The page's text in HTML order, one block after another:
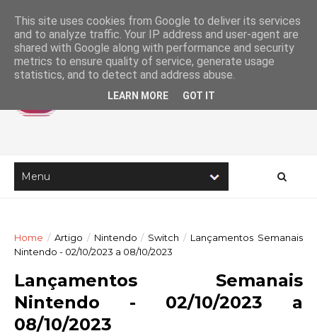
Home / Artigo / Nintendo / Switch / Lançamentos Semanais
Nintendo - 02/10/2023 a 08/10/2023
Lançamentos Semanais
Nintendo - 02/10/2023 a
08/10/2023
This site uses cookies from Google to deliver its services
and to analyze traffic. Your IP address and user-agent are
shared with Google along with performance and security
metrics to ensure quality of service, generate usage
statistics, and to detect and address abuse.
LEARN MORE GOT IT